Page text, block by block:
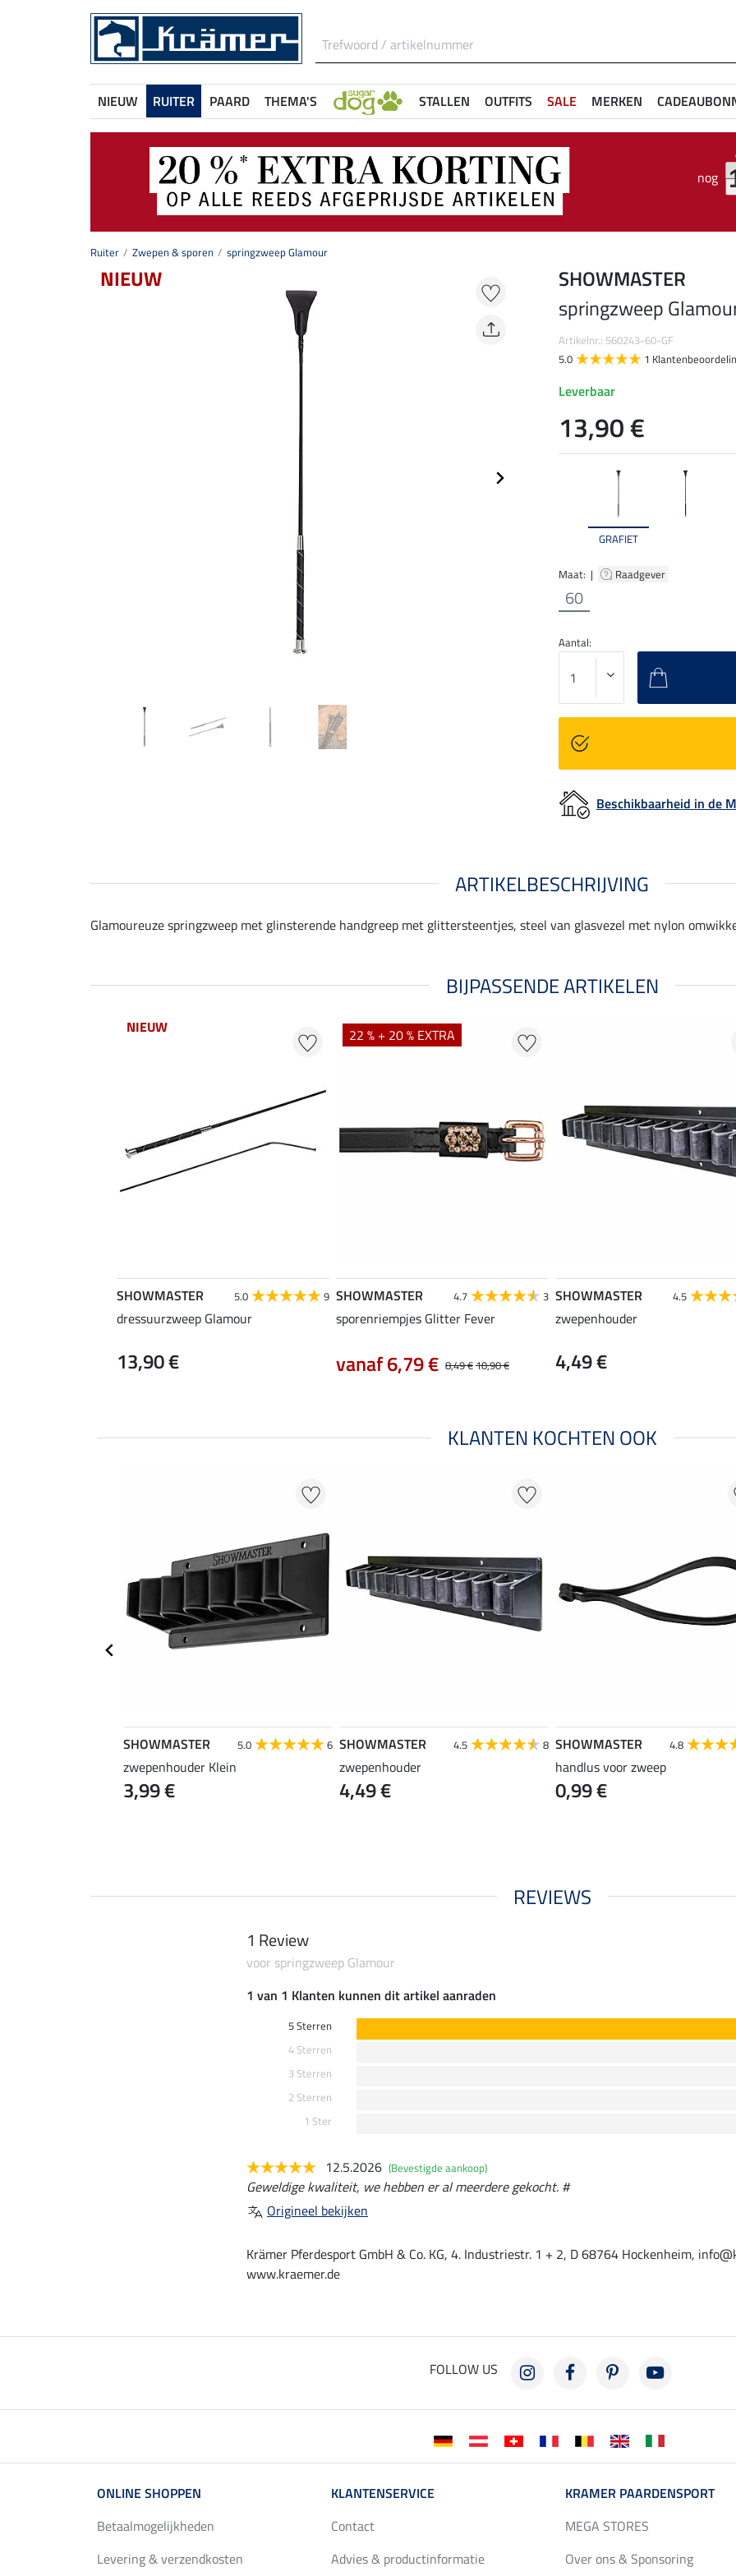
NIEUW RUITER PAARD THEMA'S STALLEN OUTFITS SALE MERKEN
nog
Ruiter Zwepen & sporen springzweep Glamour
NIEUW
GRAFIET
Maat: | Raadgever
60
SHOWMASTER
springzweep
Artikelnr.: 560243-60-GF
5.0
1
Leverbaar
13,90 €
Aantal:
Beschikbaarheid in de
ARTIKELBESCHRIJVING
Glamoureuze springzweep met glinsterende handgreep met glittersteentjes, steel van glasvezel met nylon
BIJPASSENDE ARTIKELEN
NIEUW
SHOWMASTER 5.0 9
dressuurzweep Glamour
13,90 €
22 % + 20 % EXTRA
SHOWMASTER 4.7 3
sporenriempjes Glitter Fever
8,49 €10,90 €
vanaf 6,79 €
SHOWMASTER 4.5
zwepenhouder
4,49 €
KLANTEN KOCHTEN OOK
SHOWMASTER 5.0 6
zwepenhouder Klein
3,99 €
SHOWMASTER 4.5 8
zwepenhouder
4,49 €
SHOWMASTER 4.8
handlus voor zweep
0,99 €
REVIEWS
1 Review
voor springzweep Glamour
1 van 1 Klanten kunnen dit artikel aanraden
5 Sterren
4 Sterren
3 Sterren
2 Sterren
1 Ster
12.5.2026 (Bevestigde aankoop)
Geweldige kwaliteit, we hebben er al meerdere gekocht. #
Origineel bekijken
Krämer Pferdesport GmbH & Co. KG, 4. Industriestr. 1 + 2, D 68764 Hockenheim,
www.kraemer.de
FOLLOW US
ONLINE SHOPPEN
Betaalmogelijkheden
Levering & verzendkosten
KLANTENSERVICE
Contact
Advies & productinformatie
KRAMER PAARDENSPORT
MEGA STORES
Over ons & Sponsoring